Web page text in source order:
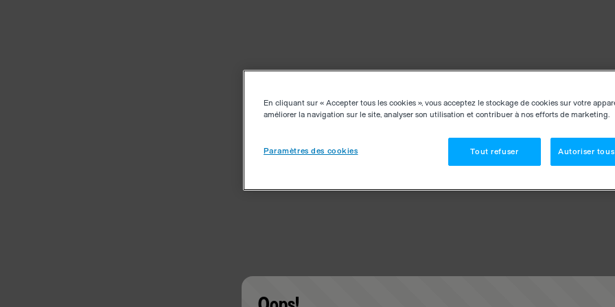
En cliquant sur « Accepter tous les cookies », vous acceptez le stockage de cookies sur votre
améliorer la navigation sur le site, analyser son utilisation et contribuer à nos efforts de marketing.
Paramètres des cookies Tout refuser Autoriser